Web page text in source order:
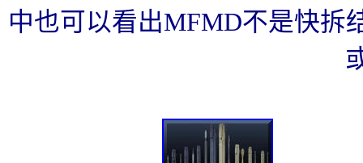
中也可以看出MFMD不是快拆